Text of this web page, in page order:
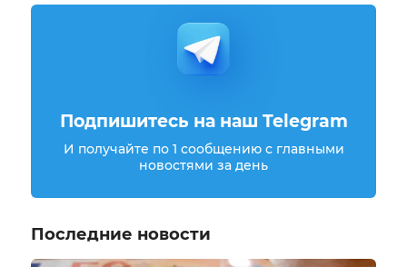
Подпишитесь на наш Telegram
И получайте по 1 сообщению с главными
новостями за день
Последние новости